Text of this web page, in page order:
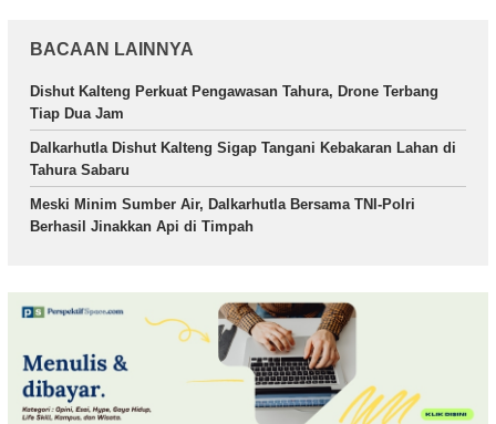
BACAAN LAINNYA
Dishut Kalteng Perkuat Pengawasan Tahura, Drone Terbang
Tiap Dua Jam
Dalkarhutla Dishut Kalteng Sigap Tangani Kebakaran Lahan di
Tahura Sabaru
Meski Minim Sumber Air, Dalkarhutla Bersama TNI-Polri
Berhasil Jinakkan Api di Timpah